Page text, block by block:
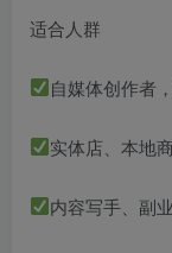
适合人群
自媒体创作者
实体店、本地
内容写手、副